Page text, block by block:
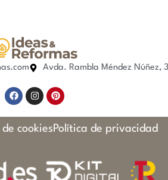
Avda. Rambla Méndez Núñez,
de cookies Política de privacidad